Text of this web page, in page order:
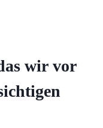
wir vor